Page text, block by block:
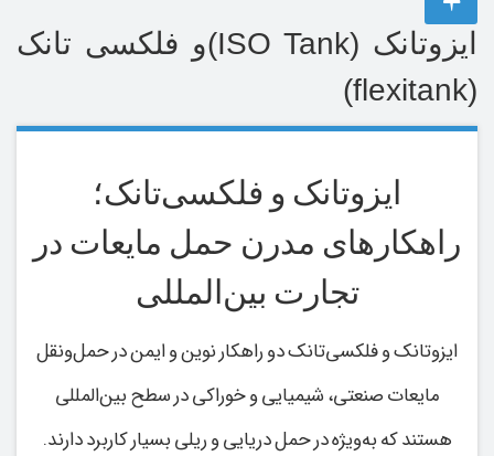
ایزوتانک (ISO Tank)و فلکسی تانک
(flexitank)
ایزوتانک و فلکسی‌تانک؛
راهکارهای مدرن حمل مایعات در
تجارت بین‌المللی
ایزوتانک و فلکسی‌تانک دو راهکار نوین و ایمن در حمل‌ونقل
مایعات صنعتی، شیمیایی و خوراکی در سطح بین‌المللی
هستند که به‌ویژه در حمل دریایی و ریلی بسیار کاربرد دارند.